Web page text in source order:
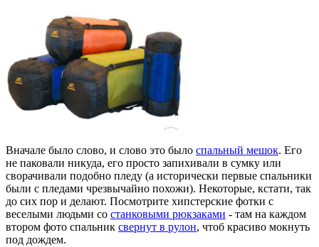
Вначале было слово, и слово это было спальный мешок. Его
не паковали никуда, его просто запихивали в сумку или
сворачивали подобно пледу (а исторически первые спальники
были с пледами чрезвычайно похожи). Некоторые, кстати, так
до сих пор и делают. Посмотрите хипстерские фотки с
веселыми людьми со станковыми рюкзаками - там на каждом
втором фото спальник свернут в рулон, чтоб красиво мокнуть
под дождем.